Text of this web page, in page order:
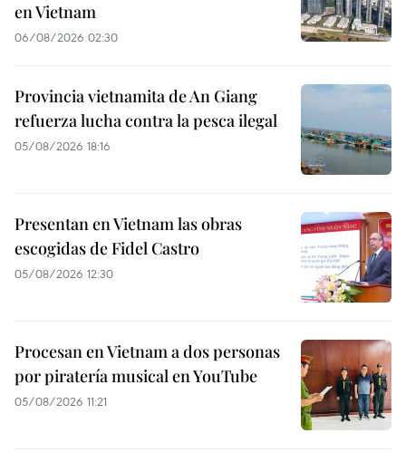
en Vietnam
06/08/2026 02:30
Provincia vietnamita de An Giang
refuerza lucha contra la pesca ilegal
05/08/2026 18:16
Presentan en Vietnam las obras
escogidas de Fidel Castro
05/08/2026 12:30
Procesan en Vietnam a dos personas
por piratería musical en YouTube
05/08/2026 11:21